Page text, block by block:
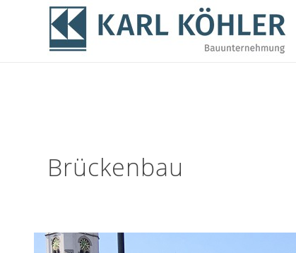
Brückenbau